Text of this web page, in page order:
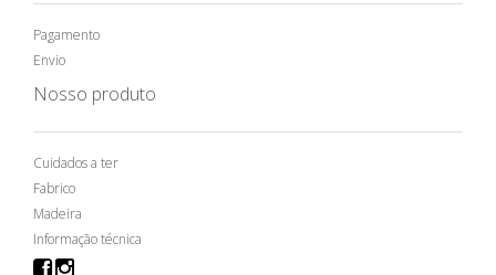
Pagamento
Envio
Nosso produto
Cuidados a ter
Fabrico
Madeira
Informação técnica